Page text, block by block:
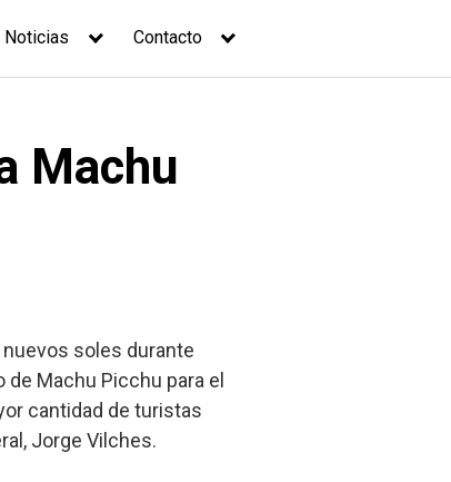
Noticias Contacto
Machu
soles durante
de Machu Picchu para el
cantidad de turistas
Jorge Vilches.